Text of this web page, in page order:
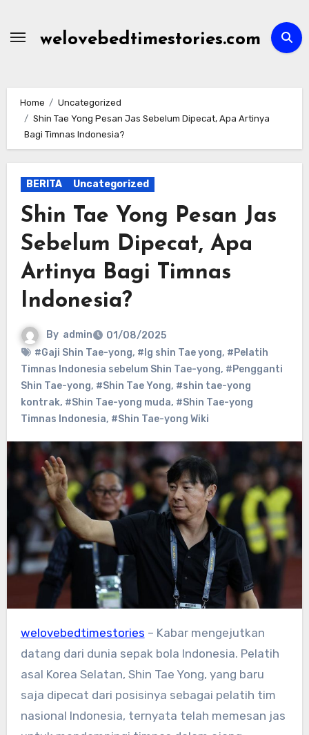
welovebedtimestories.com
Home
Uncategorized
Shin Tae Yong Pesan Jas Sebelum Dipecat, Apa Artinya
Bagi Timnas Indonesia?
BERITA Uncategorized
Shin Tae Yong Pesan Jas
Sebelum Dipecat, Apa
Artinya Bagi Timnas
Indonesia?
By admin
01/08/2025
#Gaji Shin Tae-yong, #Ig shin Tae yong, #Pelatih
Timnas Indonesia sebelum Shin Tae-yong, #Pengganti
Shin Tae-yong, #Shin Tae Yong, #shin tae-yong
kontrak, #Shin Tae-yong muda, #Shin Tae-yong
Timnas Indonesia, #Shin Tae-yong Wiki
welovebedtimestories – Kabar mengejutkan
datang dari dunia sepak bola Indonesia. Pelatih
asal Korea Selatan, Shin Tae Yong, yang baru
saja dipecat dari posisinya sebagai pelatih tim
nasional Indonesia, ternyata telah memesan jas